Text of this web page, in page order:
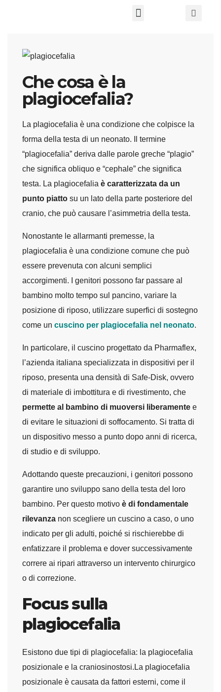
Che cosa è la
plagiocefalia?
La plagiocefalia è una condizione che colpisce la
forma della testa di un neonato. Il termine
“plagiocefalia” deriva dalle parole greche “plagio”
che significa obliquo e “cephale” che significa
testa. La plagiocefalia è caratterizzata da un
punto piatto su un lato della parte posteriore del
cranio, che può causare l’asimmetria della testa.
Nonostante le allarmanti premesse, la
plagiocefalia è una condizione comune che può
essere prevenuta con alcuni semplici
accorgimenti. I genitori possono far passare al
bambino molto tempo sul pancino, variare la
posizione di riposo, utilizzare superfici di sostegno
come un cuscino per plagiocefalia nel neonato.
In particolare, il cuscino progettato da Pharmaflex,
l’azienda italiana specializzata in dispositivi per il
riposo, presenta una densità di Safe-Disk, ovvero
di materiale di imbottitura e di rivestimento, che
permette al bambino di muoversi liberamente e
di evitare le situazioni di soffocamento. Si tratta di
un dispositivo messo a punto dopo anni di ricerca,
di studio e di sviluppo.
Adottando queste precauzioni, i genitori possono
garantire uno sviluppo sano della testa del loro
bambino. Per questo motivo è di fondamentale
rilevanza non scegliere un cuscino a caso, o uno
indicato per gli adulti, poiché si rischierebbe di
enfatizzare il problema e dover successivamente
correre ai ripari attraverso un intervento chirurgico
o di correzione.
Focus sulla
plagiocefalia
Esistono due tipi di plagiocefalia: la plagiocefalia
posizionale e la craniosinostosi.La plagiocefalia
posizionale è causata da fattori esterni, come il